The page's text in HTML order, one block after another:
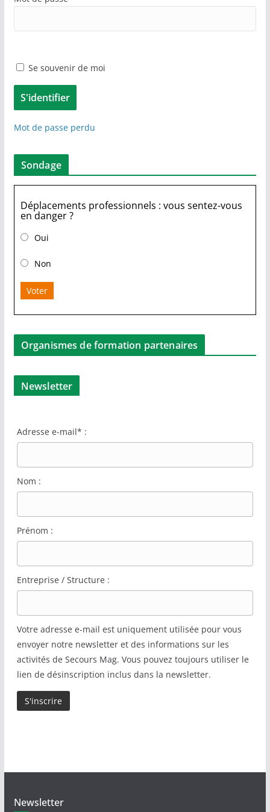
Se souvenir de moi
Mot de passe perdu
Sondage
Déplacements professionnels : vous sentez-vous
en danger ?
Oui
Non
Voter
Organismes de formation partenaires
Newsletter
Adresse e-mail* :
Nom :
Prénom :
Entreprise / Structure :
Votre adresse e-mail est uniquement utilisée pour vous
envoyer notre newsletter et des informations sur les
activités de Secours Mag. Vous pouvez toujours utiliser le
lien de désinscription inclus dans la newsletter.
Newsletter